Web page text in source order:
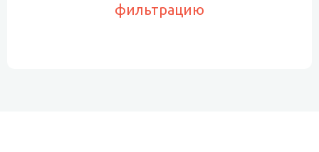
фильтрацию